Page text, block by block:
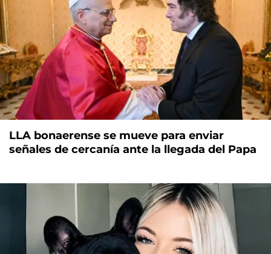
LLA bonaerense se mueve para enviar
señales de cercanía ante la llegada del Papa